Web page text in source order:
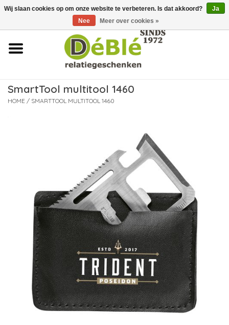
Over ons
Contact
Nieuws
SmartTool multitool 1460
HOME / SMARTTOOL MULTITOOL 1460
Wij slaan cookies op om onze website te verbeteren. Is dat akkoord?
Ja
Nee
Meer over cookies »